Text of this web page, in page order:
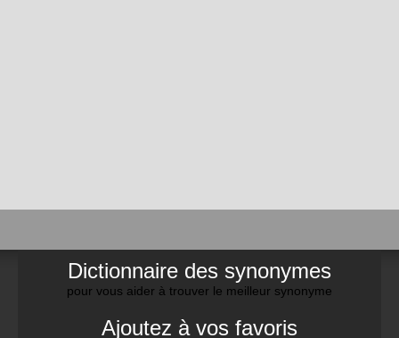
Dictionnaire des synonymes
pour vous aider à trouver le meilleur synonyme
Ajoutez à vos favoris